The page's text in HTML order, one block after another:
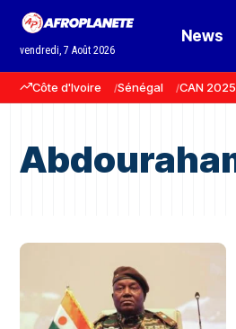
vendredi, 7 Août 2026
News
Côte d'Ivoire Sénégal CAN 2025